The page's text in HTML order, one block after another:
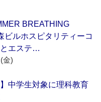
BREATHING
ビルホスピタリティーコ
エステ…
金)
】中学生対象に理科教育